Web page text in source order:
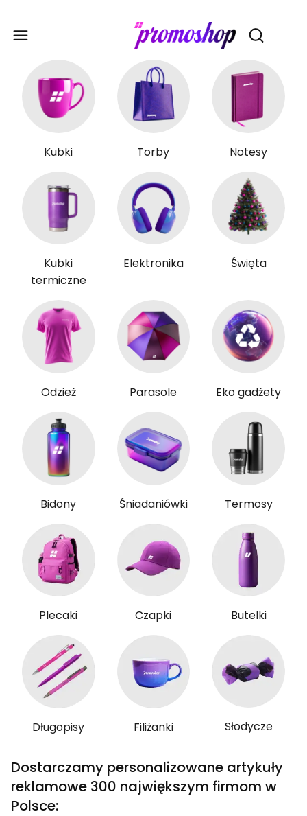
Otwórz
Kubki Torby Notesy
Kubki
termiczne
Elektronika Święta
Odzież Parasole Eko gadżety
Bidony Śniadaniówki Termosy
Plecaki Czapki Butelki
Długopisy Filiżanki Słodycze
Dostarczamy personalizowane artykuły
reklamowe 300 największym firmom w
Polsce: